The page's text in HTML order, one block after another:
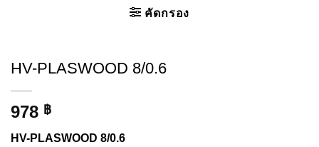
คัดกรอง
HV-PLASWOOD 8/0.6
978 ฿
HV-PLASWOOD 8/0.6